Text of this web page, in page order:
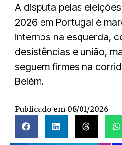
A disputa pelas
2026 em Portugal é
internos na esquerda,
desistências e união,
seguem firmes na
Belém.
Publicado em 08/01/2026